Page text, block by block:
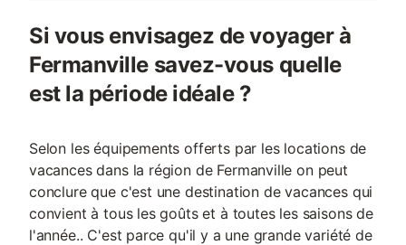
Si vous envisagez de voyager à
Fermanville savez-vous quelle
est la période idéale ?
Selon les équipements offerts par les locations de
vacances dans la région de Fermanville on peut
conclure que c'est une destination de vacances qui
convient à tous les goûts et à toutes les saisons de
l'année.. C'est parce qu'il y a une grande variété de